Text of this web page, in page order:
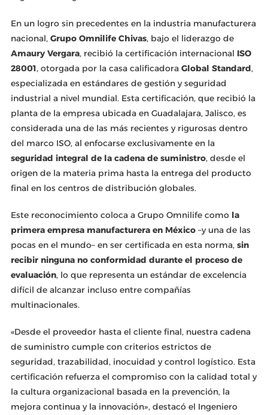
En un logro sin precedentes en la industria manufacturera
nacional, Grupo Omnilife Chivas, bajo el liderazgo de
Amaury Vergara, recibió la certificación internacional ISO
28001, otorgada por la casa calificadora Global Standard,
especializada en estándares de gestión y seguridad
industrial a nivel mundial. Esta certificación, que recibió la
planta de la empresa ubicada en Guadalajara, Jalisco, es
considerada una de las más recientes y rigurosas dentro
del marco ISO, al enfocarse exclusivamente en la
seguridad integral de la cadena de suministro, desde el
origen de la materia prima hasta la entrega del producto
final en los centros de distribución globales.
Este reconocimiento coloca a Grupo Omnilife como la
primera empresa manufacturera en México –y una de las
pocas en el mundo– en ser certificada en esta norma, sin
recibir ninguna no conformidad durante el proceso de
evaluación, lo que representa un estándar de excelencia
difícil de alcanzar incluso entre compañías
multinacionales.
«Desde el proveedor hasta el cliente final, nuestra cadena
de suministro cumple con criterios estrictos de
seguridad, trazabilidad, inocuidad y control logístico. Esta
certificación refuerza el compromiso con la calidad total y
la cultura organizacional basada en la prevención, la
mejora continua y la innovación», destacó el Ingeniero